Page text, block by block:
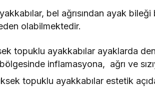
bel ağrısından ayak
olabilmektedir.
topuklu ayakkabılar ayaklarda
inflamasyona, ağrı ve
topuklu ayakkabılar estetik